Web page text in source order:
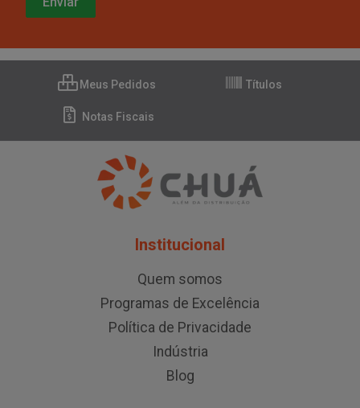
Meus Pedidos Títulos
Notas Fiscais
Institucional
Quem somos
Programas de Excelência
Política de Privacidade
Indústria
Blog